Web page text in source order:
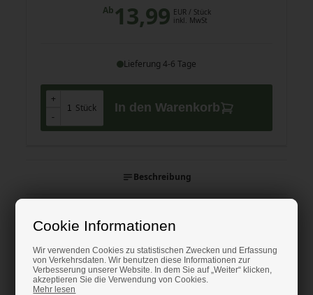
Cookie Informationen
Wir verwenden Cookies zu statistischen Zwecken und Erfassung
von Verkehrsdaten. Wir benutzen diese Informationen zur
Verbesserung unserer Website. In dem Sie auf „Weiter“ klicken,
akzeptieren Sie die Verwendung von Cookies.
Mehr lesen
Ab13,99 EUR/ Stück
inkl. MwSt
Lieferung 4-6 Tage
+
-
Stück
+
-
In den Warenkorb
Beschreibung
Beschreibung
Gummiband
Extreme Verschleißfestigkeit und Härte.
Extreme Schlagfestigkeit